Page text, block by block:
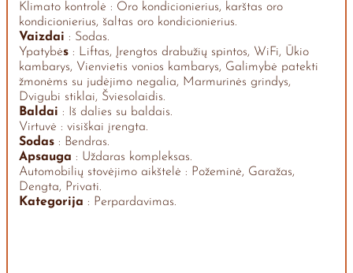
Klimato kontrolė : Oro kondicionierius, karštas oro
kondicionierius, šaltas oro kondicionierius.
Vaizdai : Sodas.
Ypatybės : Liftas, Įrengtos drabužių spintos, WiFi, Ūkio
kambarys, Vienvietis vonios kambarys, Galimybė patekti
žmonėms su judėjimo negalia, Marmurinės grindys,
Dvigubi stiklai, Šviesolaidis.
Baldai : Iš dalies su baldais.
Virtuvė : visiškai įrengta.
Sodas : Bendras.
Apsauga : Uždaras kompleksas.
Automobilių stovėjimo aikštelė : Požeminė, Garažas,
Dengta, Privati.
Kategorija : Perpardavimas.